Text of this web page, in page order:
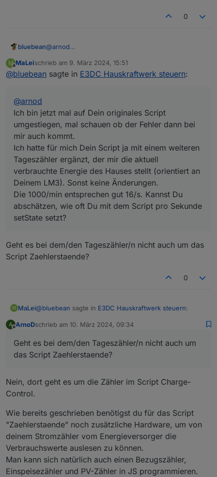
0
bluebean@arnod
umgestiegen, mal schauen ob der Fehler dann bei
mir auch kommt.
LM3). Sonst keine Änderungen.
Die 1000/min entsprechen gut 16/s. Kannst Du
abschätzen, wie oft Du mit dem Script pro Sekunde
setState setzt?
M
Offline
MaLeischrieb am 9. März 2024, 15:51
zuletzt editiert von
@bluebean sagte in E3DC Hauskraftwerk steuern:
@arnod
Ich bin jetzt mal auf Dein originales Script
umgestiegen, mal schauen ob der Fehler dann bei
mir auch kommt.
Ich hatte für mich Dein Script ja mit einem weiteren
Tageszähler ergänzt, der mir die aktuell
verbrauchte Energie des Hauses stellt (orientiert an
Deinem LM3). Sonst keine Änderungen.
Die 1000/min entsprechen gut 16/s. Kannst Du
abschätzen, wie oft Du mit dem Script pro Sekunde
setState setzt?
Geht es bei dem/den Tageszähler/n nicht auch um das
Script Zaehlerstaende?
0
M MaLei@bluebean sagte in E3DC Hauskraftwerk steuern:
Ich bin jetzt mal auf Dein originales Script
umgestiegen, mal schauen ob der Fehler dann bei
Tageszähler ergänzt, der mir die aktuell
abschätzen, wie oft Du mit dem Script pro Sekunde
setState setzt?
Geht es bei dem/den Tageszähler/n nicht auch um das
Script Zaehlerstaende?
A ArnoDschrieb am 10. März 2024, 09:34
zuletzt editiert von
Geht es bei dem/den Tageszähler/n nicht auch um
das Script Zaehlerstaende?
Nein, dort geht es um die Zähler im Script Charge-
Control.
Wie bereits geschrieben benötigst du für das Script
"Zaehlerstaende" noch zusätzliche Hardware, um von
deinem Stromzähler vom Energieversorger die
Verbrauchswerte auslesen zu können.
Man kann sich natürlich auch einen Bezugszähler,
Einspeisezähler und PV-Zähler in JS programmieren.